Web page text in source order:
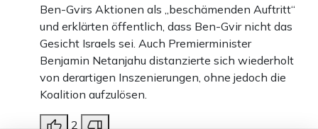
Ben-Gvirs Aktionen als „beschämenden Auftritt“
und erklärten öffentlich, dass Ben-Gvir nicht das
Gesicht Israels sei. Auch Premierminister
Benjamin Netanjahu distanzierte sich wiederholt
von derartigen Inszenierungen, ohne jedoch die
Koalition aufzulösen.
2